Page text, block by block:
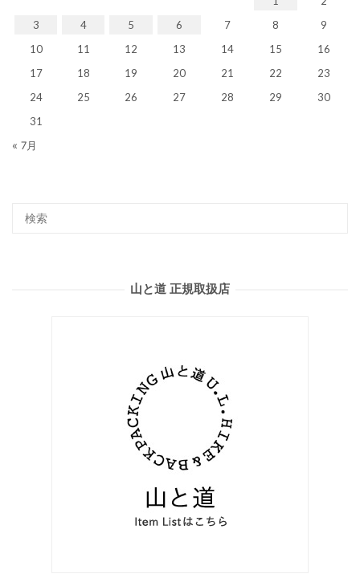
3
4 5 6 7 8
9
10
11 12 13 14 15
16
17
18 19 20 21 22
23
24
25 26 27 28 29
30
31
« 7月
山と道 正規取扱店